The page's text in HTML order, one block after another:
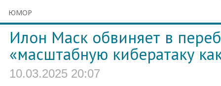
ЮМОР
Илон Маск обвиняет в
«масштабную кибератаку
10.03.2025 20:07